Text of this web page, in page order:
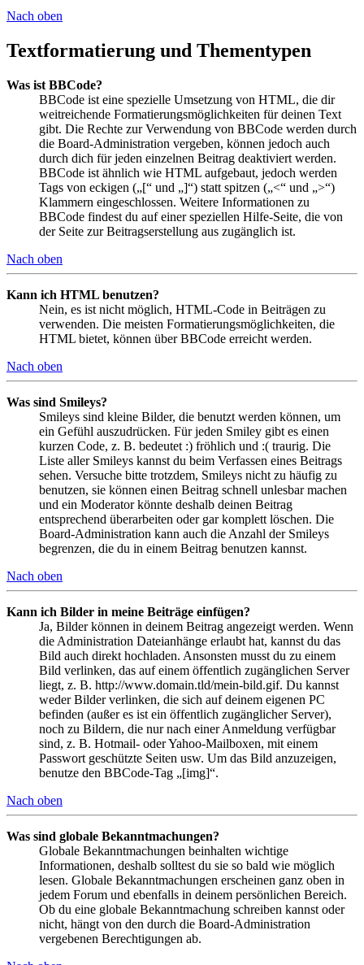
Nach oben
Textformatierung und Thementypen
Was ist BBCode?
BBCode ist eine spezielle Umsetzung von HTML, die dir
weitreichende Formatierungsmöglichkeiten für deinen Text
gibt. Die Rechte zur Verwendung von BBCode werden durch
die Board-Administration vergeben, können jedoch auch
durch dich für jeden einzelnen Beitrag deaktiviert werden.
BBCode ist ähnlich wie HTML aufgebaut, jedoch werden
Tags von eckigen („[“ und „]“) statt spitzen („<“ und „>“)
Klammern eingeschlossen. Weitere Informationen zu
BBCode findest du auf einer speziellen Hilfe-Seite, die von
der Seite zur Beitragserstellung aus zugänglich ist.
Nach oben
Kann ich HTML benutzen?
Nein, es ist nicht möglich, HTML-Code in Beiträgen zu
verwenden. Die meisten Formatierungsmöglichkeiten, die
HTML bietet, können über BBCode erreicht werden.
Nach oben
Was sind Smileys?
Smileys sind kleine Bilder, die benutzt werden können, um
ein Gefühl auszudrücken. Für jeden Smiley gibt es einen
kurzen Code, z. B. bedeutet :) fröhlich und :( traurig. Die
Liste aller Smileys kannst du beim Verfassen eines Beitrags
sehen. Versuche bitte trotzdem, Smileys nicht zu häufig zu
benutzen, sie können einen Beitrag schnell unlesbar machen
und ein Moderator könnte deshalb deinen Beitrag
entsprechend überarbeiten oder gar komplett löschen. Die
Board-Administration kann auch die Anzahl der Smileys
begrenzen, die du in einem Beitrag benutzen kannst.
Nach oben
Kann ich Bilder in meine Beiträge einfügen?
Ja, Bilder können in deinem Beitrag angezeigt werden. Wenn
die Administration Dateianhänge erlaubt hat, kannst du das
Bild auch direkt hochladen. Ansonsten musst du zu einem
Bild verlinken, das auf einem öffentlich zugänglichen Server
liegt, z. B. http://www.domain.tld/mein-bild.gif. Du kannst
weder Bilder verlinken, die sich auf deinem eigenen PC
befinden (außer es ist ein öffentlich zugänglicher Server),
noch zu Bildern, die nur nach einer Anmeldung verfügbar
sind, z. B. Hotmail- oder Yahoo-Mailboxen, mit einem
Passwort geschützte Seiten usw. Um das Bild anzuzeigen,
benutze den BBCode-Tag „[img]“.
Nach oben
Was sind globale Bekanntmachungen?
Globale Bekanntmachungen beinhalten wichtige
Informationen, deshalb solltest du sie so bald wie möglich
lesen. Globale Bekanntmachungen erscheinen ganz oben in
jedem Forum und ebenfalls in deinem persönlichen Bereich.
Ob du eine globale Bekanntmachung schreiben kannst oder
nicht, hängt von den durch die Board-Administration
vergebenen Berechtigungen ab.